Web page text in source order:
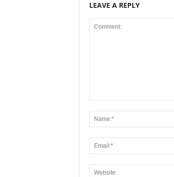
LEAVE A REPLY